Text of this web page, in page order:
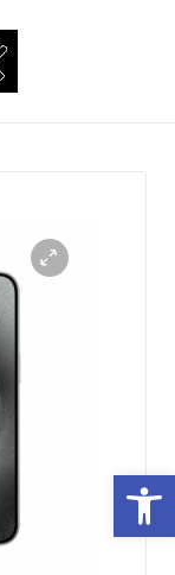
פתח סרגל נגישות